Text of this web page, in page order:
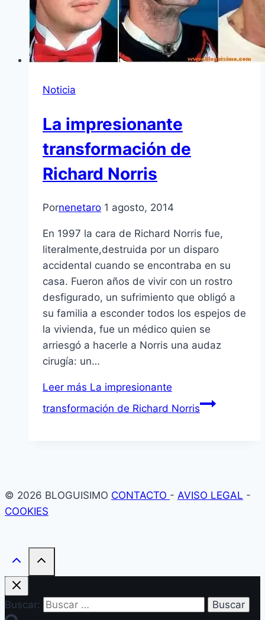
Noticia
La impresionante
transformación de
Richard Norris
Pornenetaro 1 agosto, 2014
En 1997 la cara de Richard Norris fue,
literalmente,destruida por un disparo
accidental cuando se encontraba en su
casa. Fueron años de vivir con un rostro
desfigurado, un sufrimiento que obligó a
su familia a esconder todos los espejos de
la vivienda, fue un médico quien se
arriesgó a hacerle a Norris una audaz
cirugía: un…
Leer más La impresionante
transformación de Richard Norris
© 2026 BLOGUISIMO CONTACTO - AVISO LEGAL -
COOKIES
Buscar: